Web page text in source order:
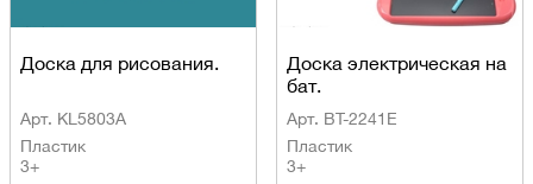
Доска для рисования.
Арт. KL5803A
Пластик
3+
Доска электрическая на
бат.
Арт. BT-2241E
Пластик
3+